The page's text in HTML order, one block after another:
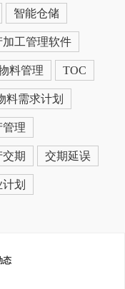
智能仓储
加工管理软件
料管理 TOC
料需求计划
管理
期 交期延误
划
态